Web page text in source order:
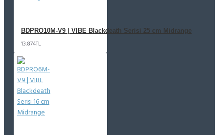
BDPRO10M-V9 | VIBE Blackdeath Serisi 25 cm Midrange
13.874TL